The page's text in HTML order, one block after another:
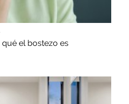
el bostezo es